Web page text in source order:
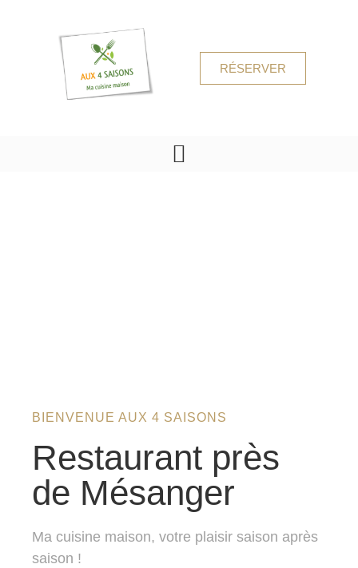
RÉSERVER
BIENVENUE AUX 4 SAISONS
Restaurant près
de Mésanger
Ma cuisine maison, votre plaisir saison après
saison !